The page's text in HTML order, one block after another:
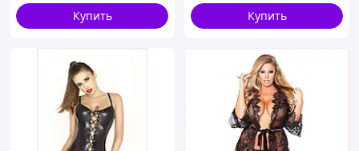
Купить Купить